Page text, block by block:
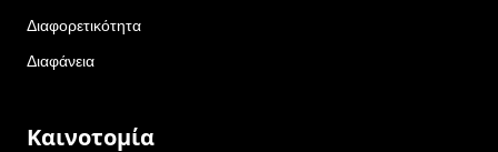
Διαφορετικότητα
Διαφάνεια
Καινοτομία